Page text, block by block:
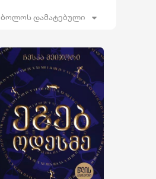
ბოლოს დამატებული